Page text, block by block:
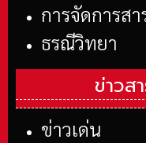
การจัดการส
ธรณีวิทยา
ข่าวส
ข่าวเด่น